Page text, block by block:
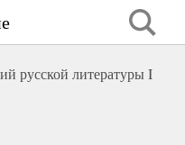
русской литературы I